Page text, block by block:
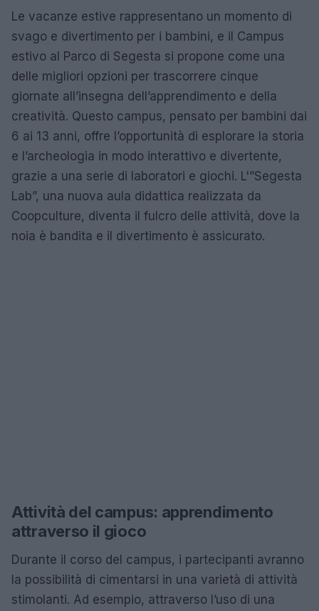
Le vacanze estive rappresentano un momento di
svago e divertimento per i bambini, e il Campus
estivo al Parco di Segesta si propone come una
delle migliori opzioni per trascorrere cinque
giornate all’insegna dell’apprendimento e della
creatività. Questo campus, pensato per bambini dai
6 ai 13 anni, offre l’opportunità di esplorare la storia
e l’archeologia in modo interattivo e divertente,
grazie a una serie di laboratori e giochi. L'”Segesta
Lab”, una nuova aula didattica realizzata da
Coopculture, diventa il fulcro delle attività, dove la
noia è bandita e il divertimento è assicurato.
Attività del campus: apprendimento
attraverso il gioco
Durante il corso del campus, i partecipanti avranno
la possibilità di cimentarsi in una varietà di attività
stimolanti. Ad esempio, attraverso l’uso di una